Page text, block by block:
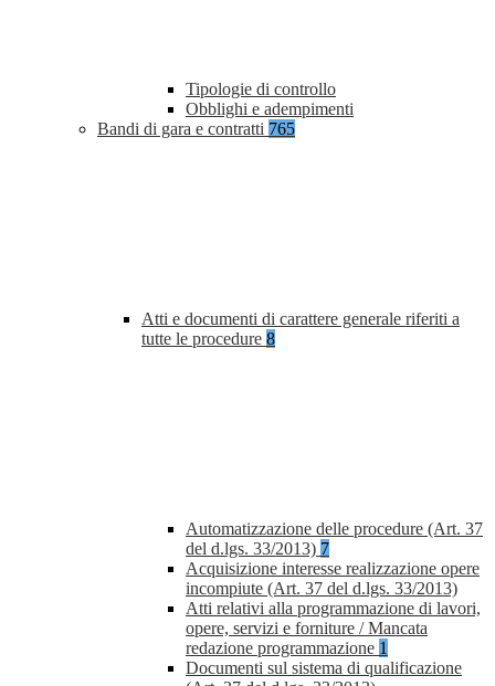
Tipologie di controllo
Obblighi e adempimenti
Bandi di gara e contratti 765
Atti e documenti di carattere generale riferiti a
tutte le procedure 8
Automatizzazione delle procedure (Art. 37
del d.lgs. 33/2013) 7
Acquisizione interesse realizzazione opere
incompiute (Art. 37 del d.lgs. 33/2013)
Atti relativi alla programmazione di lavori,
opere, servizi e forniture / Mancata
redazione programmazione 1
Documenti sul sistema di qualificazione